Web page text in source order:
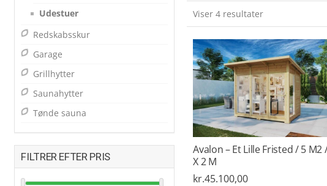
Viser 4 resultater
Avalon – Et Lille Fristed / 5 M2
X 2 M
kr.45.100,00
Udestuer
Redskabsskur
Garage
Grillhytter
Saunahytter
Tønde sauna
FILTRER EFTER PRIS